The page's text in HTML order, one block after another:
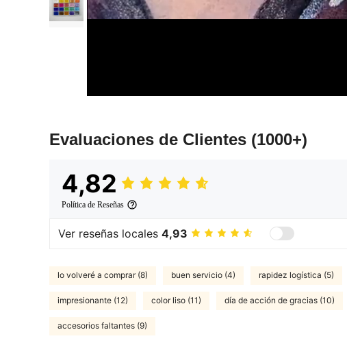
Evaluaciones de Clientes (1000+)
4,82
Política de Reseñas
Ver reseñas locales 4,93
lo volveré a comprar (8) buen servicio (4) rapidez logística (5)
impresionante (12) color liso (11) día de acción de gracias (10)
accesorios faltantes (9)